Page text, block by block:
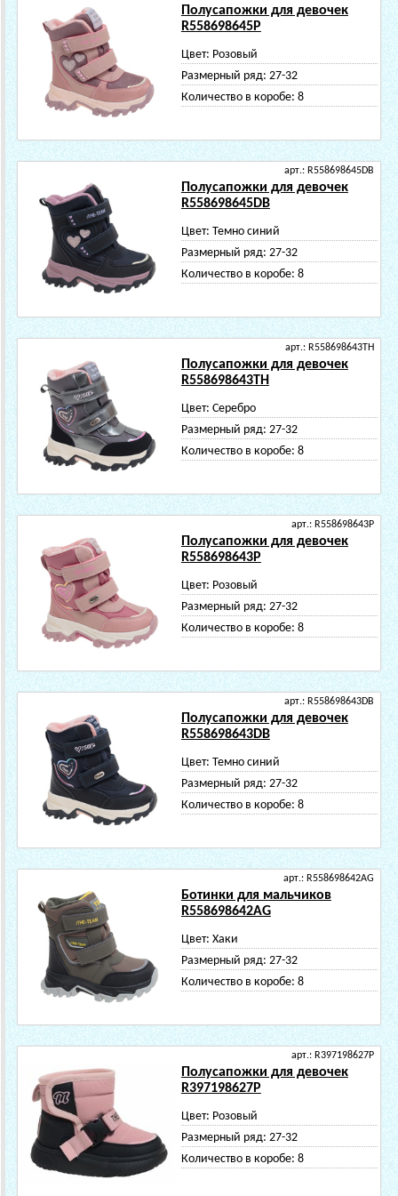
Полусапожки для девочек
R558698645P
Цвет: Розовый
Размерный ряд: 27-32
Количество в коробе: 8
арт.: R558698645DB
Полусапожки для девочек
R558698645DB
Цвет: Темно синий
Размерный ряд: 27-32
Количество в коробе: 8
арт.: R558698643TH
Полусапожки для девочек
R558698643TH
Цвет: Серебро
Размерный ряд: 27-32
Количество в коробе: 8
арт.: R558698643P
Полусапожки для девочек
R558698643P
Цвет: Розовый
Размерный ряд: 27-32
Количество в коробе: 8
арт.: R558698643DB
Полусапожки для девочек
R558698643DB
Цвет: Темно синий
Размерный ряд: 27-32
Количество в коробе: 8
арт.: R558698642AG
Ботинки для мальчиков
R558698642AG
Цвет: Хаки
Размерный ряд: 27-32
Количество в коробе: 8
арт.: R397198627P
Полусапожки для девочек
R397198627P
Цвет: Розовый
Размерный ряд: 27-32
Количество в коробе: 8